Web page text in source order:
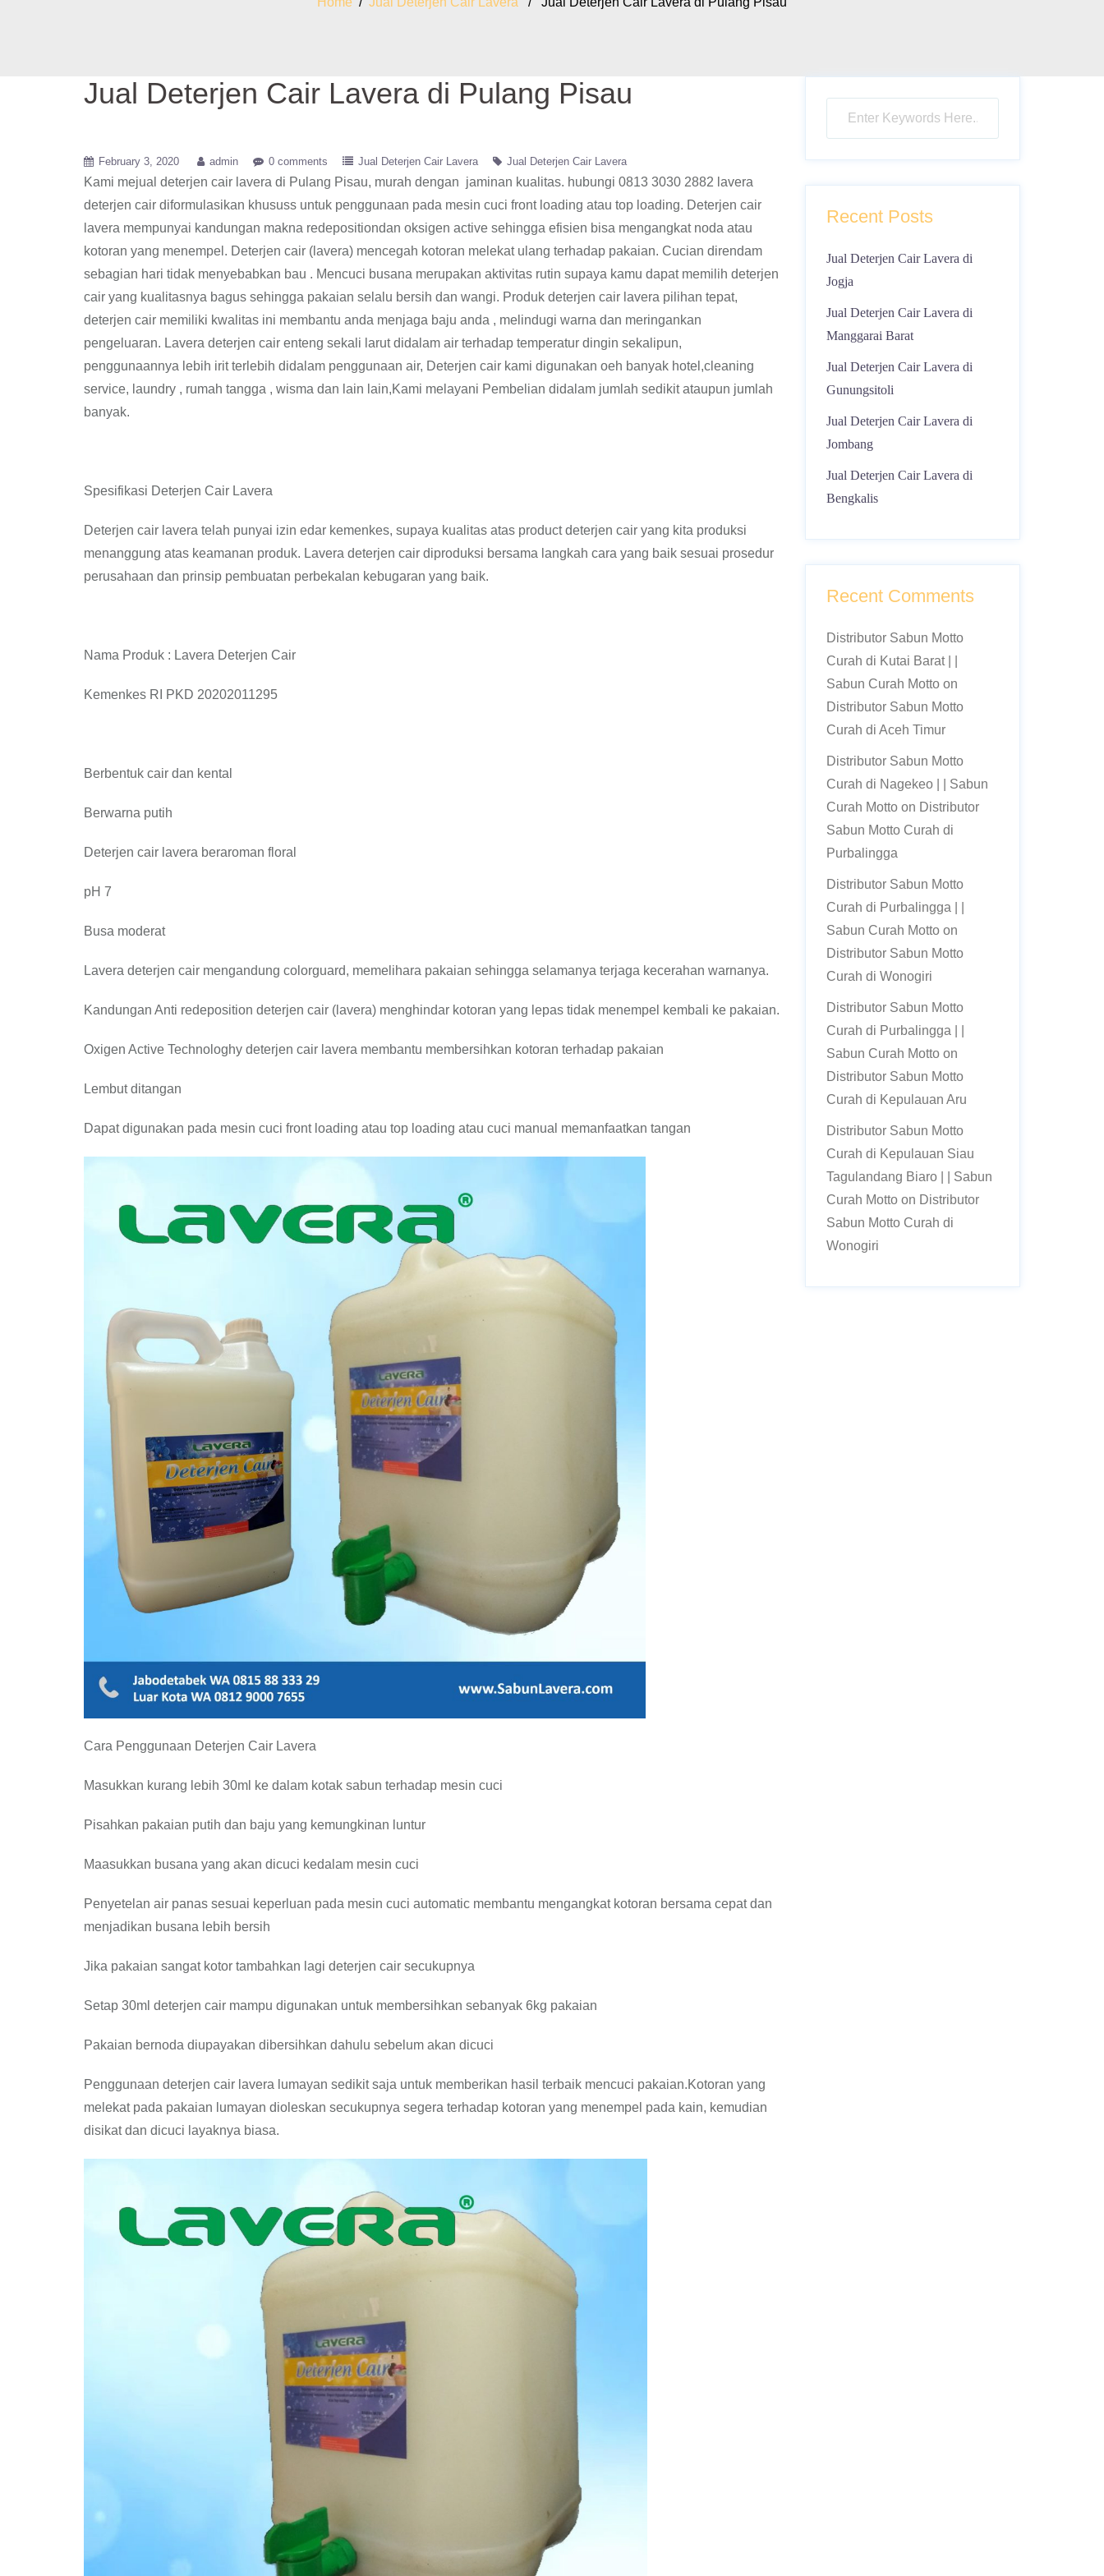
Jual Deterjen Cair Lavera di Pulang Pisau
February 3, 2020 admin 0 comments Jual Deterjen Cair Lavera Jual Deterjen Cair Lavera
Kami mejual deterjen cair lavera di Pulang Pisau, murah dengan jaminan kualitas. hubungi 0813 3030 2882 lavera
deterjen cair diformulasikan khususs untuk penggunaan pada mesin cuci front loading atau top loading. Deterjen cair
lavera mempunyai kandungan makna redepositiondan oksigen active sehingga efisien bisa mengangkat noda atau
kotoran yang menempel. Deterjen cair (lavera) mencegah kotoran melekat ulang terhadap pakaian. Cucian direndam
sebagian hari tidak menyebabkan bau . Mencuci busana merupakan aktivitas rutin supaya kamu dapat memilih deterjen
cair yang kualitasnya bagus sehingga pakaian selalu bersih dan wangi. Produk deterjen cair lavera pilihan tepat,
deterjen cair memiliki kwalitas ini membantu anda menjaga baju anda , melindugi warna dan meringankan
pengeluaran. Lavera deterjen cair enteng sekali larut didalam air terhadap temperatur dingin sekalipun,
penggunaannya lebih irit terlebih didalam penggunaan air, Deterjen cair kami digunakan oeh banyak hotel,cleaning
service, laundry , rumah tangga , wisma dan lain lain,Kami melayani Pembelian didalam jumlah sedikit ataupun jumlah
banyak.
Spesifikasi Deterjen Cair Lavera
Deterjen cair lavera telah punyai izin edar kemenkes, supaya kualitas atas product deterjen cair yang kita produksi
menanggung atas keamanan produk. Lavera deterjen cair diproduksi bersama langkah cara yang baik sesuai prosedur
perusahaan dan prinsip pembuatan perbekalan kebugaran yang baik.
Nama Produk : Lavera Deterjen Cair
Kemenkes RI PKD 20202011295
Berbentuk cair dan kental
Berwarna putih
Deterjen cair lavera beraroman floral
pH 7
Busa moderat
Lavera deterjen cair mengandung colorguard, memelihara pakaian sehingga selamanya terjaga kecerahan warnanya.
Kandungan Anti redeposition deterjen cair (lavera) menghindar kotoran yang lepas tidak menempel kembali ke pakaian.
Oxigen Active Technologhy deterjen cair lavera membantu membersihkan kotoran terhadap pakaian
Lembut ditangan
Dapat digunakan pada mesin cuci front loading atau top loading atau cuci manual memanfaatkan tangan
Cara Penggunaan Deterjen Cair Lavera
Masukkan kurang lebih 30ml ke dalam kotak sabun terhadap mesin cuci
Pisahkan pakaian putih dan baju yang kemungkinan luntur
Maasukkan busana yang akan dicuci kedalam mesin cuci
Penyetelan air panas sesuai keperluan pada mesin cuci automatic membantu mengangkat kotoran bersama cepat dan
menjadikan busana lebih bersih
Jika pakaian sangat kotor tambahkan lagi deterjen cair secukupnya
Setap 30ml deterjen cair mampu digunakan untuk membersihkan sebanyak 6kg pakaian
Pakaian bernoda diupayakan dibersihkan dahulu sebelum akan dicuci
Penggunaan deterjen cair lavera lumayan sedikit saja untuk memberikan hasil terbaik mencuci pakaian.Kotoran yang
melekat pada pakaian lumayan dioleskan secukupnya segera terhadap kotoran yang menempel pada kain, kemudian
disikat dan dicuci layaknya biasa.
Recent Posts
Jual Deterjen Cair Lavera di
Jogja
Jual Deterjen Cair Lavera di
Manggarai Barat
Jual Deterjen Cair Lavera di
Gunungsitoli
Jual Deterjen Cair Lavera di
Jombang
Jual Deterjen Cair Lavera di
Bengkalis
Recent Comments
Distributor Sabun Motto
Curah di Kutai Barat | |
Sabun Curah Mottoon
Distributor Sabun Motto
Curah di Aceh Timur
Distributor Sabun Motto
Curah di Nagekeo | | Sabun
Curah Mottoon Distributor
Sabun Motto Curah di
Purbalingga
Distributor Sabun Motto
Curah di Purbalingga | |
Sabun Curah Mottoon
Distributor Sabun Motto
Curah di Wonogiri
Distributor Sabun Motto
Curah di Purbalingga | |
Sabun Curah Mottoon
Distributor Sabun Motto
Curah di Kepulauan Aru
Distributor Sabun Motto
Curah di Kepulauan Siau
Tagulandang Biaro | | Sabun
Curah Mottoon Distributor
Sabun Motto Curah di
Wonogiri